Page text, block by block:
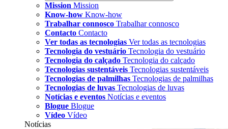
Mission Mission
Know-how Know-how
Trabalhar connosco Trabalhar connosco
Contacto Contacto
Ver todas as tecnologias Ver todas as tecnologias
Tecnologia do vestuário Tecnologia do vestuário
Tecnologia do calçado Tecnologia do calçado
Tecnologias sustentáveis Tecnologias sustentáveis
Tecnologias de palmilhas Tecnologias de palmilhas
Tecnologias de luvas Tecnologias de luvas
Notícias e eventos Notícias e eventos
Blogue Blogue
Vídeo Vídeo
Notícias